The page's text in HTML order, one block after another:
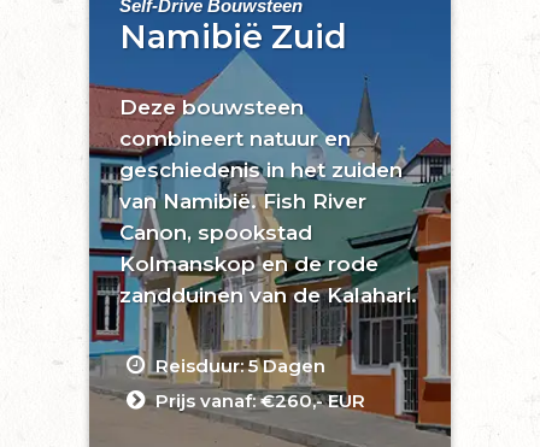
Self-Drive Bouwsteen
Namibië Zuid
Deze bouwsteen
combineert natuur en
geschiedenis in het zuiden
van Namibië. Fish River
Canon, spookstad
Kolmanskop en de rode
zandduinen van de Kalahari.
Reisduur: 5 Dagen
Prijs vanaf: €260,- EUR